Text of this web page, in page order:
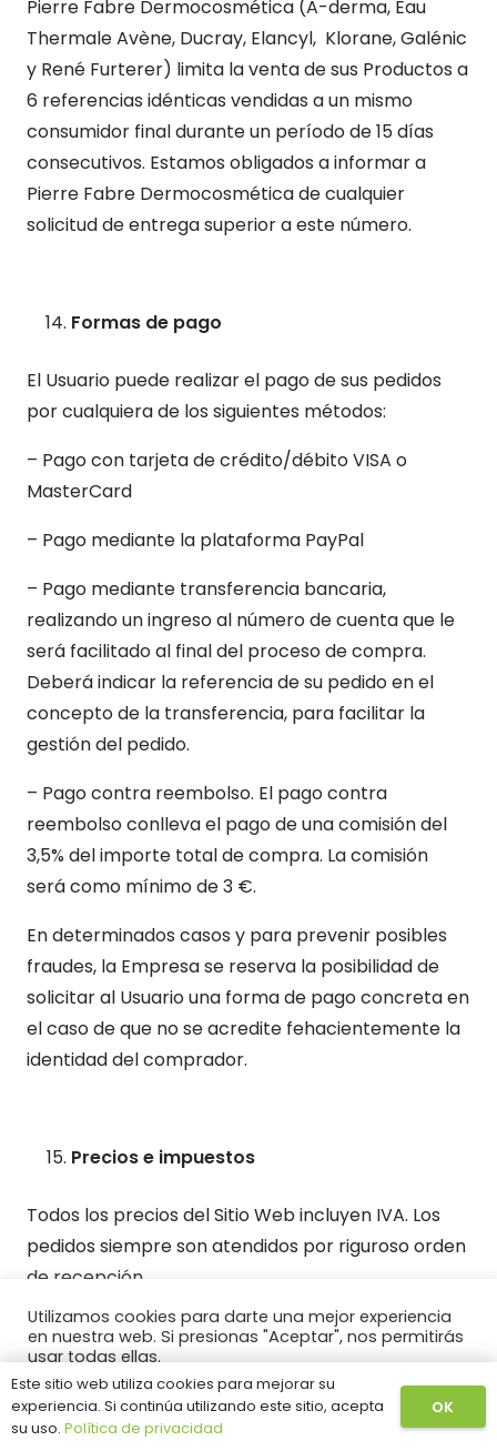
Pierre Fabre Dermocosmética (A-derma, Eau
Thermale Avène, Ducray, Elancyl, Klorane, Galénic
y René Furterer) limita la venta de sus Productos a
6 referencias idénticas vendidas a un mismo
consumidor final durante un período de 15 días
consecutivos. Estamos obligados a informar a
Pierre Fabre Dermocosmética de cualquier
solicitud de entrega superior a este número.
Formas de pago
El Usuario puede realizar el pago de sus pedidos
por cualquiera de los siguientes métodos:
– Pago con tarjeta de crédito/débito VISA o
MasterCard
– Pago mediante la plataforma PayPal
– Pago mediante transferencia bancaria,
realizando un ingreso al número de cuenta que le
será facilitado al final del proceso de compra.
Deberá indicar la referencia de su pedido en el
concepto de la transferencia, para facilitar la
gestión del pedido.
– Pago contra reembolso. El pago contra
reembolso conlleva el pago de una comisión del
3,5% del importe total de compra. La comisión
será como mínimo de 3 €.
En determinados casos y para prevenir posibles
fraudes, la Empresa se reserva la posibilidad de
solicitar al Usuario una forma de pago concreta en
el caso de que no se acredite fehacientemente la
identidad del comprador.
Precios e impuestos
Todos los precios del Sitio Web incluyen IVA. Los
pedidos siempre son atendidos por riguroso orden
de recepción.
Si se agotasen las existencias de un producto
solicitado, nos pondremos en contacto con el
cliente para acordar los nuevos términos de envío.
En este momento el cliente puede decidir si sigue
Utilizamos cookies para darte una mejor experiencia
en nuestra web. Si presionas "Aceptar", nos permitirás
usar todas ellas.
Ajustar cookies ¡Acepto!
Este sitio web utiliza cookies para mejorar su
experiencia. Si continúa utilizando este sitio, acepta
su uso. Política de privacidad
OK